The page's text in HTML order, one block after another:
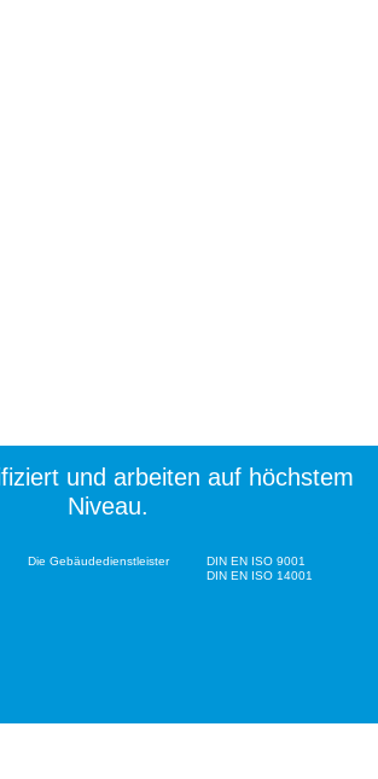
und arbeiten auf höchstem
Niveau.
Die Gebäudedienstleister
DIN EN ISO 9001
DIN EN ISO 14001